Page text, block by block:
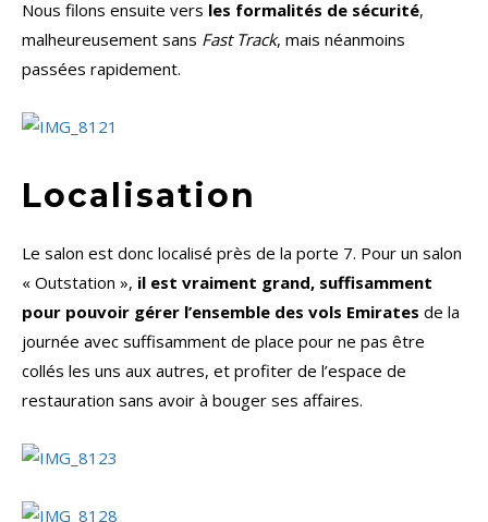
Nous filons ensuite vers les formalités de sécurité,
malheureusement sans Fast Track, mais néanmoins
passées rapidement.
Localisation
Le salon est donc localisé près de la porte 7. Pour un salon
« Outstation », il est vraiment grand, suffisamment
pour pouvoir gérer l’ensemble des vols Emirates de la
journée avec suffisamment de place pour ne pas être
collés les uns aux autres, et profiter de l’espace de
restauration sans avoir à bouger ses affaires.